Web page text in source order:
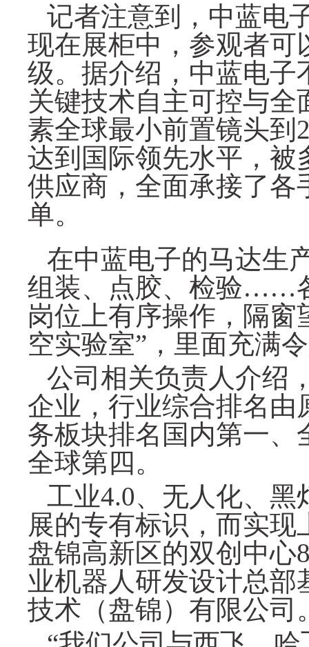
记者注意到，中蓝电
现在展柜中，参观者可
级。据介绍，中蓝电子
关键技术自主可控与全
素全球最小前置镜头到
达到国际领先水平，被
供应商，全面承接了各
单。
在中蓝电子的马达生
组装、点胶、检验……
岗位上有序操作，隔窗
空实验室”，里面充满
公司相关负责人介绍
企业，行业综合排名由
务板块排名国内第一、
全球第四。
工业4.0、无人化、黑
展的专有标识，而实
盘锦高新区的双创中心
业机器人研发设计总部
技术（盘锦）有限公司